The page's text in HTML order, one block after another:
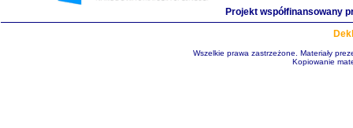
Projekt współfinansowany
Wszelkie prawa zastrzeżone. Materiały
Kopiowanie